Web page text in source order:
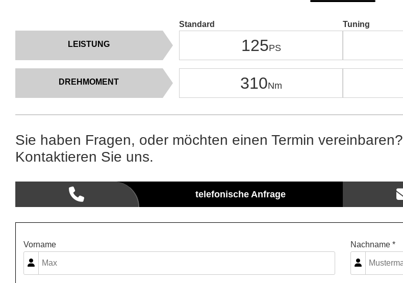
LEISTUNG
DREHMOMENT
Standard
125
310
Tuning
Sie haben Fragen, oder möchten einen Termin vereinbaren?
Kontaktieren Sie uns.
telefonische Anfrage
Vorname Nachname *